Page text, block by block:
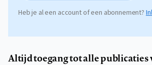
Heb je al een account of een abonnement?
Altijd toegang tot alle publicaties